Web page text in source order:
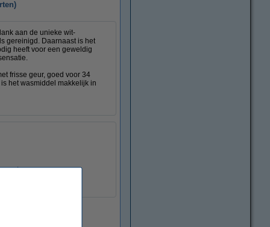
aan de unieke wit-
gereinigd. Daarnaast is het
heeft voor een geweldig
frisse geur, goed voor 34
het wasmiddel makkelijk in